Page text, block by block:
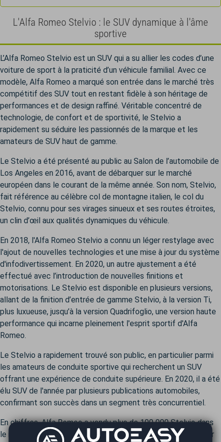
L'Alfa Romeo Stelvio : le SUV dynamique à l'âme
sportive
L’Alfa Romeo Stelvio est un SUV qui a su allier les codes d’une
voiture de sport à la praticité d’un véhicule familial. Avec ce
modèle, Alfa Romeo a marqué son entrée dans le marché très
compétitif des SUV tout en restant fidèle à son héritage de
performances et de design raffiné. Véritable concentré de
technologie, de confort et de sportivité, le Stelvio a
rapidement su séduire les passionnés de la marque et les
amateurs de SUV haut de gamme.
Le Stelvio a été présenté au public au Salon de l’automobile de
Los Angeles en 2016, avant de débarquer sur le marché
européen dans le courant de la même année. Son nom, Stelvio,
fait référence au célèbre col de montagne italien, le col du
Stelvio, connu pour ses virages sinueux et ses routes étroites,
un clin d’œil aux qualités dynamiques du véhicule.
En 2018, l'Alfa Romeo Stelvio a connu un léger restylage avec
l'ajout de nouvelles technologies et une mise à jour du système
d'infodivertissement. En 2020, un autre ajustement a été
effectué avec l’introduction de nouvelles finitions et
motorisations. Le Stelvio est disponible en plusieurs versions,
allant de la finition d’entrée de gamme Stelvio, à la version Ti,
plus luxueuse, jusqu’à la version Quadrifoglio, une version haute
performance qui incarne pleinement l'esprit sportif d'Alfa
Romeo.
Le Stelvio a rapidement trouvé son public, en particulier parmi
les amateurs de conduite sportive qui recherchent un SUV
offrant une expérience de conduite supérieure. En 2020, il a été
élu SUV de l'année par plusieurs publications automobiles,
confirmant son succès dans un segment très concurrentiel.
En chiffres, Alfa Romeo a vendu plus de 100 000 Stelvio dans
le monde depuis son lancement, un chiffre encourageant pour